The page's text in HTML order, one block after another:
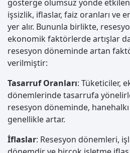
gösterge olumsuz yönde
işsizlik, iflaslar, faiz oranları ve
yer alır. Bununla birlikte,
ekonomik faktörlerde artışlar
resesyon döneminde artan
verilmiştir:
Tasarruf Oranları: Tüketiciler,
dönemlerinde tasarrufa
resesyon döneminde,
genellikle artar.
İflaslar: Resesyon dönemleri,